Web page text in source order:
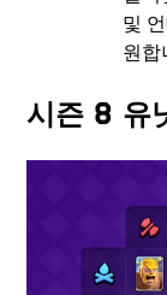
및
원합
시즌 8 유